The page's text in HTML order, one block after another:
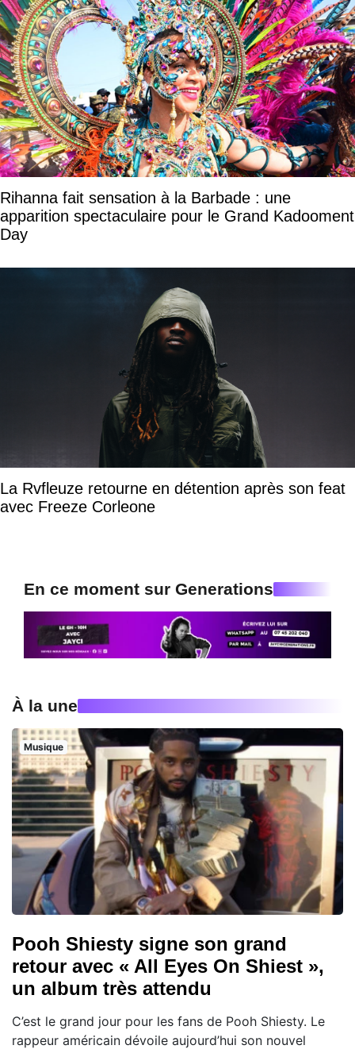
Rihanna fait sensation à la Barbade : une
apparition spectaculaire pour le Grand Kadooment
Day
La Rvfleuze retourne en détention après son feat
avec Freeze Corleone
En ce moment sur Generations
À la une
Musique
Pooh Shiesty signe son grand
retour avec « All Eyes On Shiest »,
un album très attendu
C’est le grand jour pour les fans de Pooh Shiesty. Le
rappeur américain dévoile aujourd’hui son nouvel